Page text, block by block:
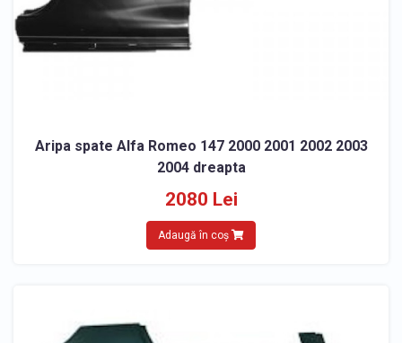
Aripa spate Alfa Romeo 147 2000 2001 2002 2003
2004 dreapta
2080 Lei
Adaugă în coș